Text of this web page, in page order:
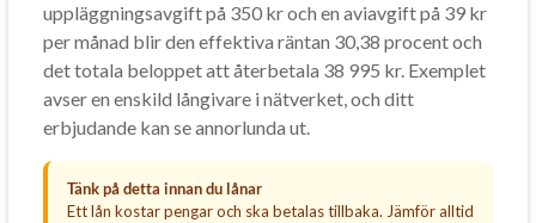
uppläggningsavgift på 350 kr och en aviavgift på 39 kr
per månad blir den effektiva räntan 30,38 procent och
det totala beloppet att återbetala 38 995 kr. Exemplet
avser en enskild långivare i nätverket, och ditt
erbjudande kan se annorlunda ut.
Tänk på detta innan du lånar
Ett lån kostar pengar och ska betalas tillbaka. Jämför alltid